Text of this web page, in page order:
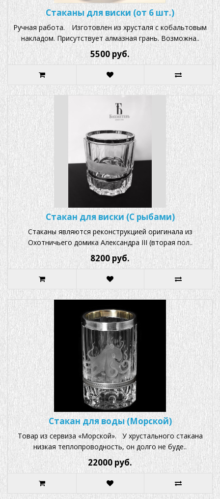
Стаканы для виски (от 6 шт.)
Ручная работа. ⠀Изготовлен из хрусталя с кобальтовым
накладом. Присутствует алмазная грань. Возможна..
5500 руб.
Стакан для виски (С рыбами)
Стаканы являются реконструкцией оригинала из
Охотничьего домика Александра III (вторая пол..
8200 руб.
Стакан для воды (Морской)
Товар из сервиза «Морской». У хрустального стакана
низкая теплопроводность, он долго не буде..
22000 руб.